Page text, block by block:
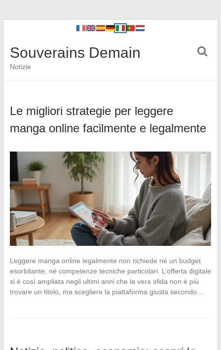
Souverains Demain
Notizie
Le migliori strategie per leggere
manga online facilmente e legalmente
Leggere manga online legalmente non richiede né un budget
esorbitante, né competenze tecniche particolari. L’offerta digitale
si è così ampliata negli ultimi anni che la vera sfida non è più
trovare un titolo, ma scegliere la piattaforma giusta secondo…